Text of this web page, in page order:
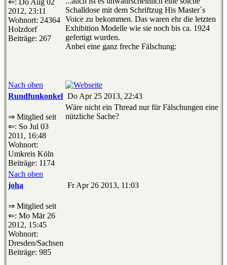
⇐: Do Aug 02
2012, 23:11
Wohnort: 24364
Holzdorf
Beiträge: 267
Schalldose mit dem Schriftzug His Master´s
Voice zu bekommen. Das waren ehr die letzten
Exhibition Modelle wie sie noch bis ca. 1924
gefertigt wurden.
Anbei eine ganz freche Fälschung:
Nach oben
Rundfunkonkel Do Apr 25 2013, 22:43
⇒ Mitglied seit
⇐: So Jul 03
2011, 16:48
Wohnort:
Umkreis Köln
Beiträge: 1174
Wäre nicht ein Thread nur für Fälschungen eine
nützliche Sache?
Nach oben
joha
Fr Apr 26 2013, 11:03
⇒ Mitglied seit
⇐: Mo Mär 26
2012, 15:45
Wohnort:
Dresden/Sachsen
Beiträge: 985